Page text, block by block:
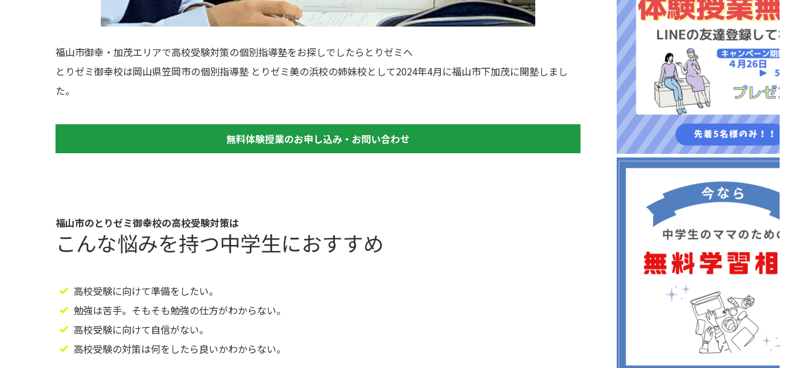
福山市御幸・加茂エリアで高校受験対策の個別指導塾をお探しでしたらとりゼミへ
とりゼミ御幸校は岡山県笠岡市の個別指導塾 とりゼミ美の浜校の姉妹校として2024年4月に福山市下加茂に開塾しまし
た。
無料体験授業のお申し込み・お問い合わせ
福山市のとりゼミ御幸校の高校受験対策は
こんな悩みを持つ中学生におすすめ
高校受験に向けて準備をしたい。
勉強は苦手。そもそも勉強の仕方がわからない。
高校受験に向けて自信がない。
高校受験の対策は何をしたら良いかわからない。